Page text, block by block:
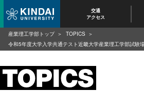
交通
アクセス
産業理工学部トップ
TOPICS
令和5年度大学入学共通テスト近畿大学産業理工学部試験